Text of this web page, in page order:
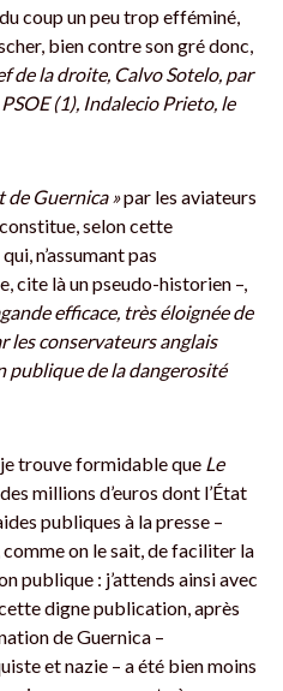
coup un peu trop efféminé,
bien contre son gré donc,
de la droite, Calvo Sotelo, par
(1), Indalecio Prieto, le
de Guernica »par les aviateurs
selon cette
n’assumant pas
cite là un pseudo-historien –,
efficace, très éloignée de
les conservateurs anglais
publique de la dangerosité
trouve formidable que Le
millions d’euros dont l’État
publiques à la presse –
on le sait, de faciliter la
publique : j’attends ainsi avec
digne publication, après
de Guernica –
et nazie – a été bien moins